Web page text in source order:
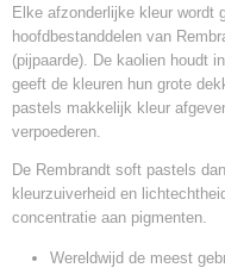
Elke afzonderlijke kleur wordt
hoofdbestanddelen van
(pijpaarde). De kaolien houdt
geeft de kleuren hun grote
pastels makkelijk kleur
verpoederen.
De Rembrandt soft pastels
kleurzuiverheid en
concentratie aan pigmenten.
Wereldwijd de meest